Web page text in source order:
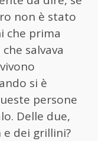
non è stato
che prima
salvava
si è
persone
Delle due,
e dei grillini?